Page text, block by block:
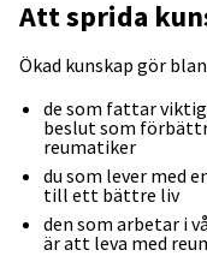
Att sprida
Ökad kunskap gör
de som fattar
beslut som
reumatiker
du som lever med
till ett bättre liv
den som arbetar i
är att leva med